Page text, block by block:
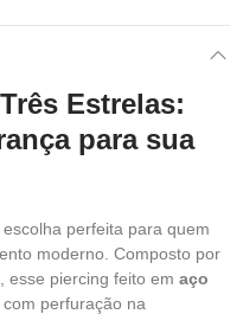
Estrelas:
para sua
escolha perfeita para quem
moderno. Composto por
esse piercing feito em aço
perfuração na